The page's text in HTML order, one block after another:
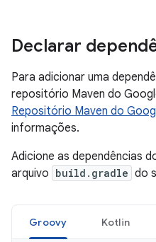
Declarar
Para adicionar uma
repositório Maven do
Repositório Maven do
informações.
Adicione as dependências
arquivo build.gradle do
Groovy Kotlin